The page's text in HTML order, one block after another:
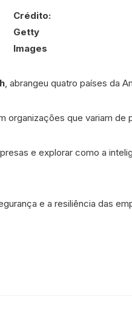
Crédito:
Getty
Images
, abrangeu quatro países da
que variam
e explorar como a
e a resiliência das